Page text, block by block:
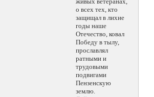
о всех тех, кто
защищал в лихие
годы наше
Отечество, ковал
Победу в тылу,
прославлял
ратными и
трудовыми
подвигами
Пензенскую
землю.